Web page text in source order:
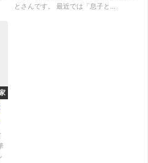
とさんです。 最近では「息子と...